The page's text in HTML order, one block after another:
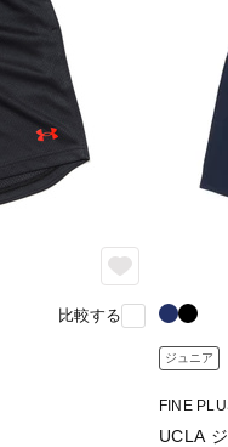
比較する
ジュニア
FINE
UCLA